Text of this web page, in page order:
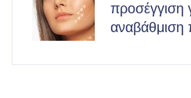
προσέγγιση